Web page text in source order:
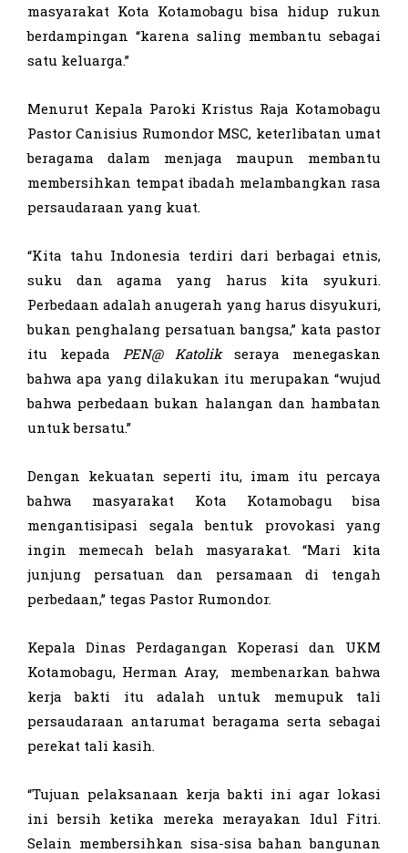
masyarakat Kota Kotamobagu bisa hidup rukun
berdampingan “karena saling membantu sebagai
satu keluarga.”
Menurut Kepala Paroki Kristus Raja Kotamobagu
Pastor Canisius Rumondor MSC, keterlibatan umat
beragama dalam menjaga maupun membantu
membersihkan tempat ibadah melambangkan rasa
persaudaraan yang kuat.
“Kita tahu Indonesia terdiri dari berbagai etnis,
suku dan agama yang harus kita syukuri.
Perbedaan adalah anugerah yang harus disyukuri,
bukan penghalang persatuan bangsa,” kata pastor
itu kepada
PEN@ Katolikseraya menegaskan
bahwa apa yang dilakukan itu merupakan “wujud
bahwa perbedaan bukan halangan dan hambatan
untuk bersatu.”
Dengan kekuatan seperti itu, imam itu percaya
bahwa masyarakat Kota Kotamobagu bisa
mengantisipasi segala bentuk provokasi yang
ingin memecah belah masyarakat. “Mari kita
junjung persatuan dan persamaan di tengah
perbedaan,” tegas Pastor Rumondor.
Kepala Dinas Perdagangan Koperasi dan UKM
Kotamobagu, Herman Aray, membenarkan bahwa
kerja bakti itu adalah untuk memupuk tali
persaudaraan antarumat beragama serta sebagai
perekat tali kasih.
“Tujuan pelaksanaan kerja bakti ini agar lokasi
ini bersih ketika mereka merayakan Idul Fitri.
Selain membersihkan sisa-sisa bahan bangunan